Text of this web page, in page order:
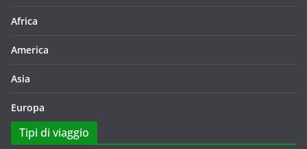
Africa
America
Asia
Europa
Tipi di viaggio